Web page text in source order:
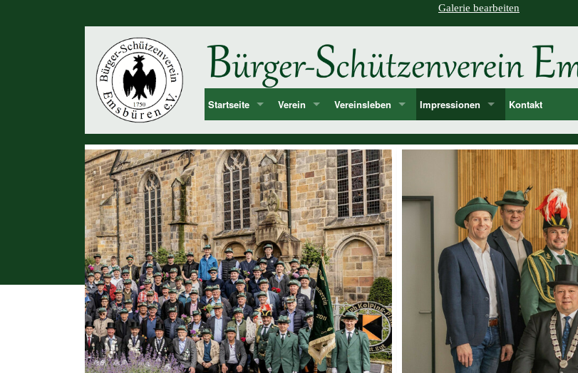
Galerie bearbeiten
Startseite
Bekanntmachung & Termine
über uns
Dorf Emsbüren
Verein
Vorstand
Mitglieder
Junggesellen
Chronologie der Könige und Ämter
Vereinshistorie ab 1750
Vereinsleben
Unsere Feste und Veranstaltungen
Musik - Lieder - passende Worte PANIK-Orchester
Impressionen
2026
2024
2023
2022
2021
2020
2019
Kontakt